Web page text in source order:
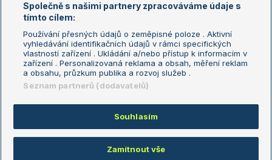
LS Prague Open
Podmínky užití
Nastavení soukromí
GDPR a žurnalistika
Reklama
Kontakt
Informace o zpracování osobních
údajů
Copyright © 2008-2026 TenisPortal.cz. Využíváme zpravodajství ČTK.
Společně s našimi partnery zpracováváme údaje s
tímto cílem:
Používání přesných údajů o zeměpisné poloze . Aktivní
vyhledávání identifikačních údajů v rámci specifických
vlastností zařízení . Ukládání a/nebo přístup k informacím v
zařízení . Personalizovaná reklama a obsah, měření reklam
a obsahu, průzkum publika a rozvoj služeb .
Seznam partnerů (dodavatelů)
Souhlasím
Zamítnout vše